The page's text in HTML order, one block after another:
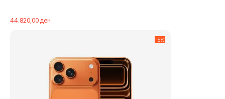
44.820,00ден
-5%